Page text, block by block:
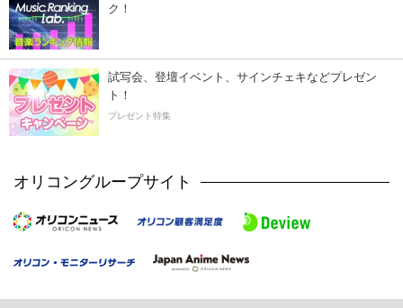
ク！
試写会、登壇イベント、サインチェキなどプレゼン
ト！
プレゼント特集
オリコングループサイト